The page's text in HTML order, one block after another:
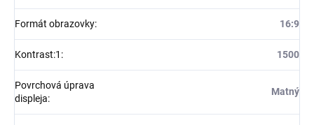
Formát obrazovky: 16:9
Kontrast:1 : 1500
Povrchová úprava
displeja:
Matný